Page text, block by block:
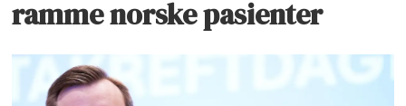
ramme norske pasienter